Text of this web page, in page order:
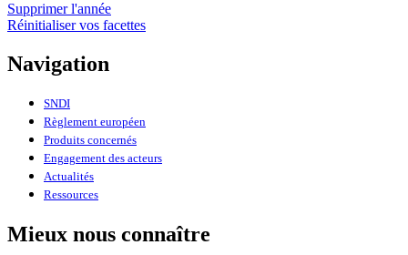
Supprimer l'année
Réinitialiser vos facettes
Navigation
SNDI
Règlement européen
Produits concernés
Engagement des acteurs
Actualités
Ressources
Mieux nous connaître